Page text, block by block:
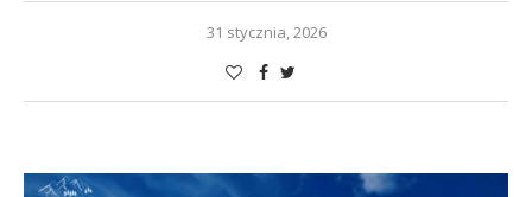
31 stycznia, 2026